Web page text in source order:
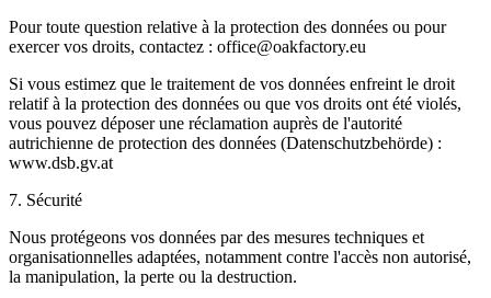
Pour toute question relative à la protection des données ou pour
exercer vos droits, contactez : office@oakfactory.eu
Si vous estimez que le traitement de vos données enfreint le droit
relatif à la protection des données ou que vos droits ont été violés,
vous pouvez déposer une réclamation auprès de l'autorité
autrichienne de protection des données (Datenschutzbehörde) :
www.dsb.gv.at
7. Sécurité
Nous protégeons vos données par des mesures techniques et
organisationnelles adaptées, notamment contre l'accès non autorisé,
la manipulation, la perte ou la destruction.